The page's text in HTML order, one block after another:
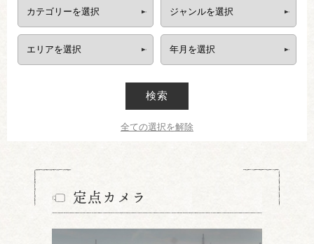
検索
全ての選択を解除
定点カメラ